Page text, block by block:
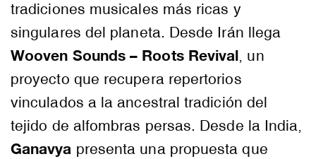
tradiciones musicales más ricas y
singulares del planeta. Desde Irán llega
Wooven Sounds – Roots Revival, un
proyecto que recupera repertorios
vinculados a la ancestral tradición del
tejido de alfombras persas. Desde la India,
Ganavya presenta una propuesta que